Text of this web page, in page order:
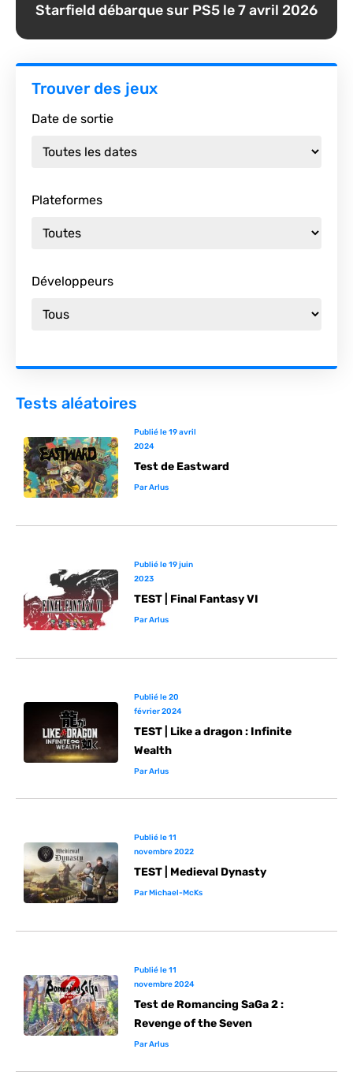
Starfield débarque sur PS5 le 7 avril 2026
Trouver des jeux
Date de sortie
Plateformes
Développeurs
Tests aléatoires
Publié le19 avril
2024
Test de Eastward
ParArlus
Publié le19 juin
2023
TEST | Final Fantasy VI
ParArlus
Publié le20
février 2024
TEST | Like a dragon : Infinite
Wealth
ParArlus
Publié le11
novembre 2022
TEST | Medieval Dynasty
ParMichael-McKs
Publié le11
novembre 2024
Test de Romancing SaGa 2 :
Revenge of the Seven
ParArlus